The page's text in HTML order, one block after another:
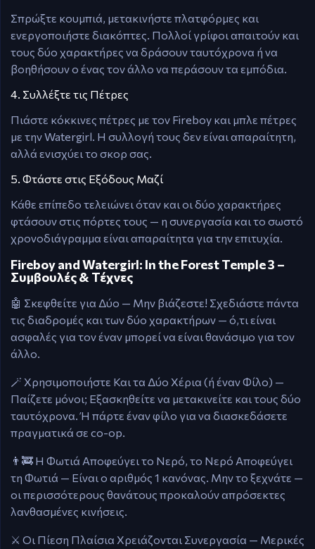
Σπρώξτε κουμπιά, μετακινήστε πλατφόρμες και
ενεργοποιήστε διακόπτες. Πολλοί γρίφοι απαιτούν και
τους δύο χαρακτήρες να δράσουν ταυτόχρονα ή να
βοηθήσουν ο ένας τον άλλο να περάσουν τα εμπόδια.
4. Συλλέξτε τις Πέτρες
Πιάστε κόκκινες πέτρες με τον Fireboy και μπλε πέτρες
με την Watergirl. Η συλλογή τους δεν είναι απαραίτητη,
αλλά ενισχύει το σκορ σας.
5. Φτάστε στις Εξόδους Μαζί
Κάθε επίπεδο τελειώνει όταν και οι δύο χαρακτήρες
φτάσουν στις πόρτες τους — η συνεργασία και το σωστό
χρονοδιάγραμμα είναι απαραίτητα για την επιτυχία.
Fireboy and Watergirl: In the Forest Temple 3 –
Συμβουλές & Τέχνες
🤖 Σκεφθείτε για Δύο — Μην βιάζεστε! Σχεδιάστε πάντα
τις διαδρομές και των δύο χαρακτήρων — ό,τι είναι
ασφαλές για τον έναν μπορεί να είναι θανάσιμο για τον
άλλο.
🪄 Χρησιμοποιήστε Και τα Δύο Χέρια (ή έναν Φίλο) —
Παίζετε μόνοι; Εξασκηθείτε να μετακινείτε και τους δύο
ταυτόχρονα. Ή πάρτε έναν φίλο για να διασκεδάσετε
πραγματικά σε co-op.
👨‍🚒 Η Φωτιά Αποφεύγει το Νερό, το Νερό Αποφεύγει
τη Φωτιά — Είναι ο αριθμός 1 κανόνας. Μην το ξεχνάτε —
οι περισσότερους θανάτους προκαλούν απρόσεκτες
λανθασμένες κινήσεις.
⚔️ Οι Πίεση Πλαίσια Χρειάζονται Συνεργασία — Μερικές